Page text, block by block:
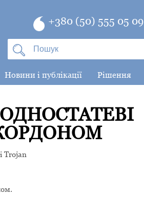
+380 (50) 555 05 09
Новини і публікації Рішення
Trojan